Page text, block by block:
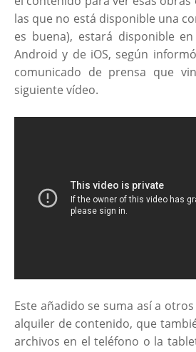
las que no está disponible una
es buena), estará disponible
Android y de iOS, según
comunicado de prensa que
siguiente vídeo.
Este añadido se suma así a
alquiler de contenido, que
archivos en el teléfono o la